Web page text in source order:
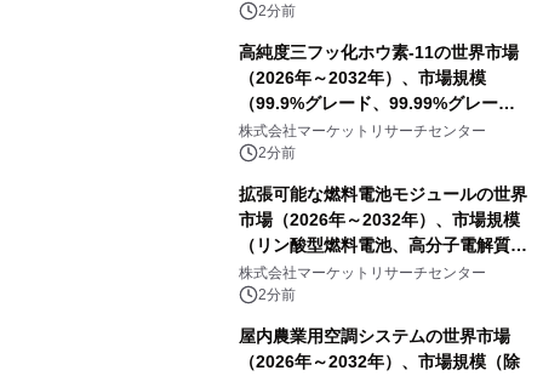
2分前
高純度三フッ化ホウ素-11の世界市場
（2026年～2032年）、市場規模
（99.9%グレード、99.99%グレー
ド）・分析レポートを発表
株式会社マーケットリサーチセンター
2分前
拡張可能な燃料電池モジュールの世界
市場（2026年～2032年）、市場規模
（リン酸型燃料電池、高分子電解質膜
型燃料電池）・分析レポートを発表
株式会社マーケットリサーチセンター
2分前
屋内農業用空調システムの世界市場
（2026年～2032年）、市場規模（除